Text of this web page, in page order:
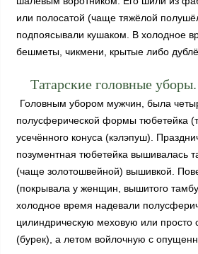
или полосатой (чаще тяжёлой
подпоясывали кушаком. В холодное
бешметы, чикмени, крытые либо
Татарские головные уборы.
Головным убором мужчин, была
полусферической формы тюбетейка
усечённого конуса (кэлэпуш).
позументная тюбетейка вышивалась
(чаще золотошвейной) вышивкой.
(покрывала у женщин, вышитого
холодное время надевали
цилиндрическую меховую или просто
(бурек), а летом войлочную с